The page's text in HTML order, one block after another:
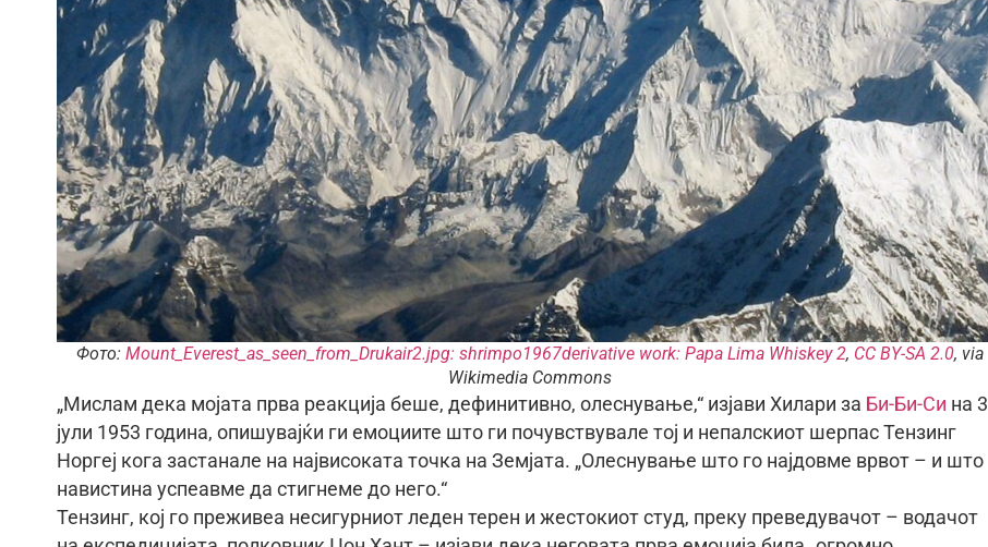
Фото: Mount_Everest_as_seen_from_Drukair2.jpg: shrimpo1967derivative work: Papa Lima Whiskey 2, CC BY-SA 2.0, via
Wikimedia Commons
„Мислам дека мојата прва реакција беше, дефинитивно, олеснување,“ изјави Хилари за Би-Би-Си на 3
јули 1953 година, опишувајќи ги емоциите што ги почувствувале тој и непалскиот шерпас Тензинг
Норгеј кога застанале на највисоката точка на Земјата. „Олеснување што го најдовме врвот – и што
навистина успеавме да стигнеме до него.“
Тензинг, кој го преживеа несигурниот леден терен и жестокиот студ, преку преведувачот – водачот